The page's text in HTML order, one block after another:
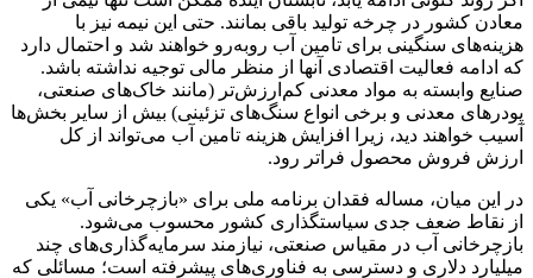
معادن کشور در چرخه تولید باقی بمانند. حتی این نیمه نیز با
هزینه‌های سنگینی برای تامین آب روبه‌رو خواهند شد و احتمال دارد
که ادامه فعالیت اقتصادی آنها از منظر مالی توجیه نداشته باشد.
صنایع وابسته به مواد معدنی کم‌ارزش‌تر (مانند خاک‌های صنعتی،
پودرهای معدنی و برخی انواع سنگ‌های تزئینی) بیش از سایر بخش‌ها
آسیب خواهند دید، زیرا افزایش هزینه تامین آب می‌تواند از کل
ارزش فروش محصول فراتر رود.
در این میان، مساله فقدان برنامه ملی برای «بازچرخانی آب» یکی
از نقاط ضعف جدی سیاستگذاری کشور محسوب می‌شود.
بازچرخانی آب در مقیاس صنعتی، نیازمند سرمایه‌گذاری‌های چند
میلیارد دلاری و دسترسی به فناوری‌های پیشرفته است؛ مسائلی که